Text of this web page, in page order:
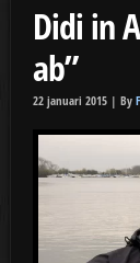
Didi in
ab”
22 januari 2015 | By